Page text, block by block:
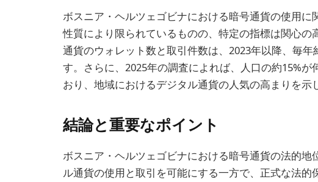
ボスニア・ヘルツェゴビナにおける暗号通貨の使用
性質により限られているものの、特定の指標は関心
通貨のウォレット数と取引件数は、2023年以降、毎年
す。さらに、2025年の調査によれば、人口の約15%
おり、地域におけるデジタル通貨の人気の高まりを示
結論と重要なポイント
ボスニア・ヘルツェゴビナにおける暗号通貨の法的地
ル通貨の使用と取引を可能にする一方で、正式な法的